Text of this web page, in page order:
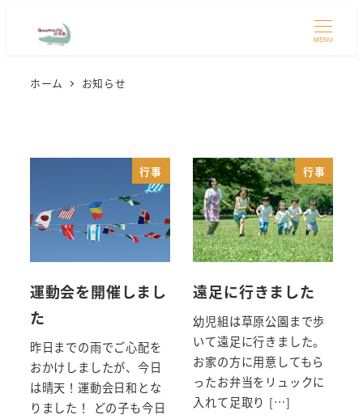
MENU
ホーム お知らせ
行事
運動会を開催しまし
た
昨日までの雨でご心配を
おかけしましたが、今日
は晴天！運動会日和とな
りました！ どの子も今日
行事
遠足に行きました
幼児組は草原公園まで歩
いて遠足に行きました。
お家の方に用意してもら
ったお弁当をリュックに
入れて足取り […]